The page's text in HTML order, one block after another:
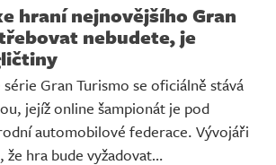
hraní nejnovějšího Gran
nebudete, je
Gran Turismo se oficiálně stává
jejíž online šampionát je pod
automobilové federace. Vývojáři
že hra bude vyžadovat…